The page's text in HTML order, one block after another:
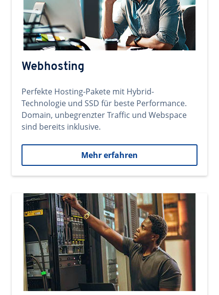
Webhosting
Perfekte Hosting-Pakete mit Hybrid-
Technologie und SSD für beste Performance.
Domain, unbegrenzter Traffic und Webspace
sind bereits inklusive.
Mehr erfahren